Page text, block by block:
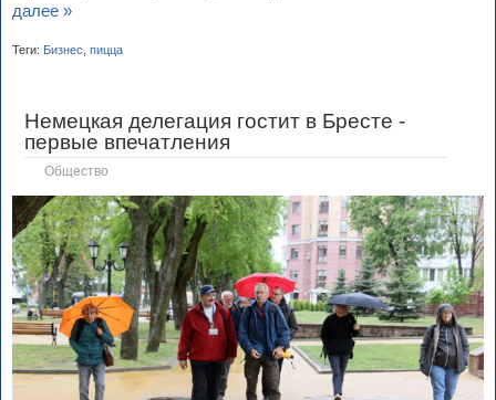
далее »
Теги: Бизнес пицца
Немецкая делегация гостит в Бресте -
первые впечатления
Общество